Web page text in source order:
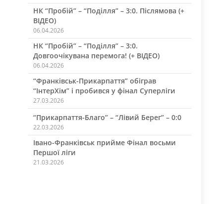
НК “Пробій” – “Поділля” – 3:0. Післямова (+
ВІДЕО)
06.04.2026
НК “Пробій” – “Поділля” – 3:0.
Довгоочікувана перемога! (+ ВІДЕО)
06.04.2026
“Франківськ-Прикарпаття” обіграв
“ІнтерХім” і пробився у фінал Суперліги
27.03.2026
“Прикарпаття-Благо” – “Лівий Берег” – 0:0
22.03.2026
Івано-Франківськ прийме Фінал восьми
Першої ліги
21.03.2026